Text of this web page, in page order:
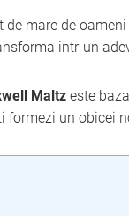
de mare de
intr-un
Maltz este
formezi un obicei